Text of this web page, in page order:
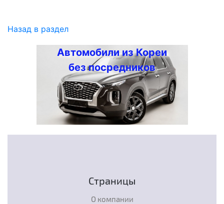
Назад в раздел
Автомобили из Кореи
без посредников
Страницы
О компании